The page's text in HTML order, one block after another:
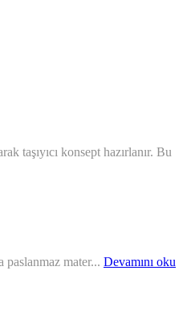
taşıyıcı konsept hazırlanır. Bu
paslanmaz mater... Devamını oku